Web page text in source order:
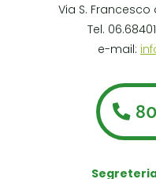
Via S. Francesco
Tel.
e-mail: